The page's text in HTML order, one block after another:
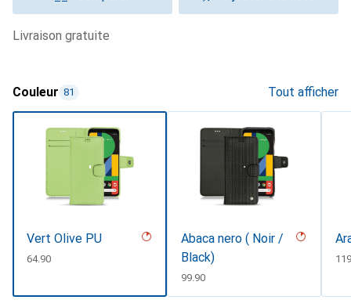
livraison gratuite
Couleur 81 Tout afficher
Vert Olive PU
CHF
64.90
Abaca nero ( Noir /
Black)
CHF
99.90